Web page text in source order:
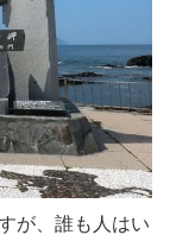
が、誰も人はい